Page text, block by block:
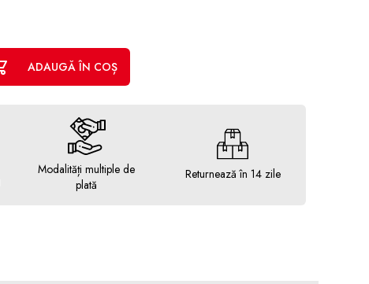
ADAUGĂ ÎN COȘ
Modalități multiple de
plată
Returnează în 14 zile